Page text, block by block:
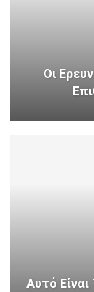
Οι
Αυτό